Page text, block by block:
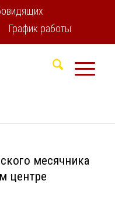
График работы
месячника
центре